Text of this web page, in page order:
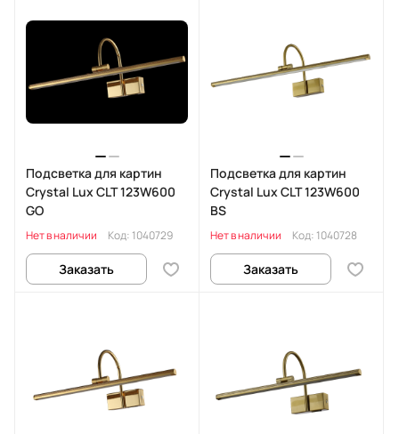
Подсветка для картин
Crystal Lux CLT 123W600
GO
Нет в наличии Код: 1040729
Заказать
Подсветка для картин
Crystal Lux CLT 123W600
BS
Нет в наличии Код: 1040728
Заказать